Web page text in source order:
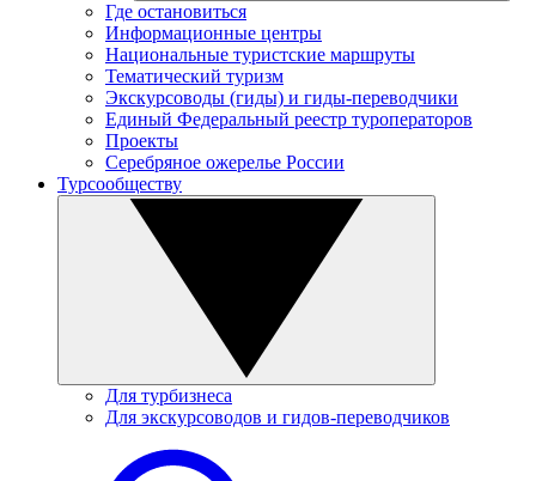
Где остановиться
Информационные центры
Национальные туристские маршруты
Тематический туризм
Экскурсоводы (гиды) и гиды-переводчики
Единый Федеральный реестр туроператоров
Проекты
Серебряное ожерелье России
Турсообществу
Для турбизнеса
Для экскурсоводов и гидов-переводчиков